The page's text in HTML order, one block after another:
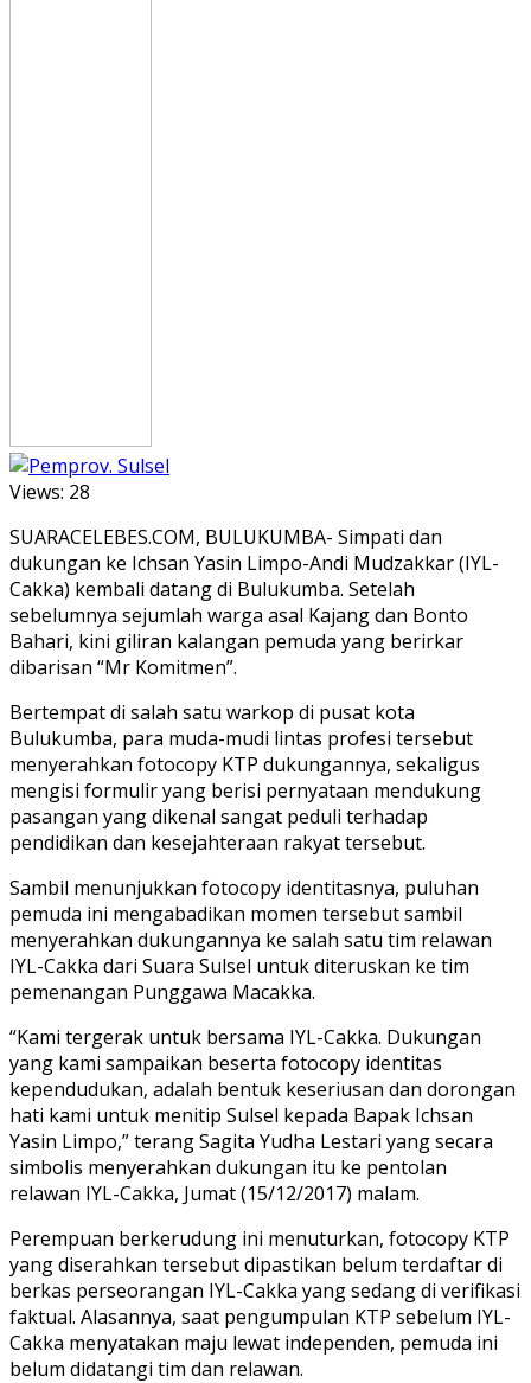
Views: 28
SUARACELEBES.COM, BULUKUMBA- Simpati dan
dukungan ke Ichsan Yasin Limpo-Andi Mudzakkar (IYL-
Cakka) kembali datang di Bulukumba. Setelah
sebelumnya sejumlah warga asal Kajang dan Bonto
Bahari, kini giliran kalangan pemuda yang berirkar
dibarisan “Mr Komitmen”.
Bertempat di salah satu warkop di pusat kota
Bulukumba, para muda-mudi lintas profesi tersebut
menyerahkan fotocopy KTP dukungannya, sekaligus
mengisi formulir yang berisi pernyataan mendukung
pasangan yang dikenal sangat peduli terhadap
pendidikan dan kesejahteraan rakyat tersebut.
Sambil menunjukkan fotocopy identitasnya, puluhan
pemuda ini mengabadikan momen tersebut sambil
menyerahkan dukungannya ke salah satu tim relawan
IYL-Cakka dari Suara Sulsel untuk diteruskan ke tim
pemenangan Punggawa Macakka.
“Kami tergerak untuk bersama IYL-Cakka. Dukungan
yang kami sampaikan beserta fotocopy identitas
kependudukan, adalah bentuk keseriusan dan dorongan
hati kami untuk menitip Sulsel kepada Bapak Ichsan
Yasin Limpo,” terang Sagita Yudha Lestari yang secara
simbolis menyerahkan dukungan itu ke pentolan
relawan IYL-Cakka, Jumat (15/12/2017) malam.
Perempuan berkerudung ini menuturkan, fotocopy KTP
yang diserahkan tersebut dipastikan belum terdaftar di
berkas perseorangan IYL-Cakka yang sedang di verifikasi
faktual. Alasannya, saat pengumpulan KTP sebelum IYL-
Cakka menyatakan maju lewat independen, pemuda ini
belum didatangi tim dan relawan.